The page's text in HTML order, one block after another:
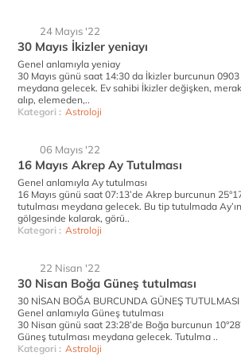
24 Mayıs '22
30 Mayıs İkizler yeniayı
Genel anlamıyla yeniay
30 Mayıs günü saat 14:30 da İkizler burcunun
meydana gelecek. Ev sahibi İkizler değişken,
alıp, elemeden,..
Kategori : Astroloji
06 Mayıs '22
16 Mayıs Akrep Ay Tutulması
Genel anlamıyla Ay tutulması
16 Mayıs günü saat 07:13’de Akrep burcunun
tutulması meydana gelecek. Bu tip tutulmada Ay’ın
gölgesinde kalarak, görü..
Kategori : Astroloji
22 Nisan '22
30 Nisan Boğa Güneş tutulması
30 NİSAN BOĞA BURCUNDA GÜNEŞ TUTULMASI
Genel anlamıyla Güneş tutulması
30 Nisan günü saat 23:28’de Boğa burcunun
Güneş tutulması meydana gelecek. Tutulma ..
Kategori : Astroloji